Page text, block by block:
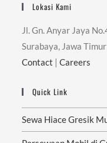
Lokasi Kami
Jl. Gn. Anyar Jaya
Surabaya, Jawa
Contact |Careers
Quick Link
Sewa Hiace Gresik